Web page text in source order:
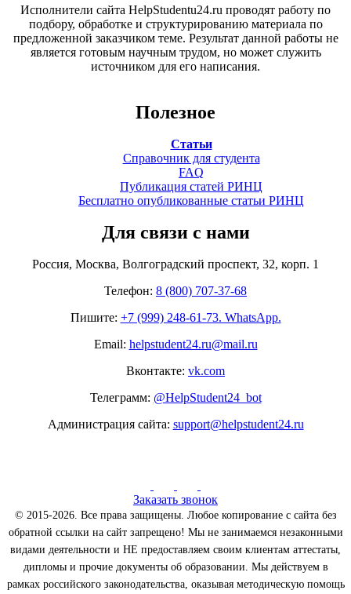
Исполнители сайта HelpStudentu24.ru проводят работу по
подбору, обработке и структурированию материала по
предложенной заказчиком теме. Результат данной работы не
является готовым научным трудом, но может служить
источником для его написания.
Полезное
Статьи
Справочник для студента
FAQ
Публикация статей РИНЦ
Бесплатно опубликованные статьи РИНЦ
Для связи с нами
Россия, Москва, Волгоградский проспект, 32, корп. 1
Телефон: 8 (800) 707-37-68
Пишите: +7 (999) 248-61-73. WhatsApp.
Email: helpstudent24.ru@mail.ru
Вконтакте: vk.com
Телеграмм: @HelpStudent24_bot
Администрация сайта: support@helpstudent24.ru
Заказать звонок
© 2015-2026. Все права защищены. Любое копирование с сайта без
обратной ссылки на сайт запрещено! Мы не занимаемся незаконными
видами деятельности и НЕ предоставляем своим клиентам аттестаты,
дипломы и прочие документы об образовании. Мы действуем в
рамках российского законодательства, оказывая методическую помощь